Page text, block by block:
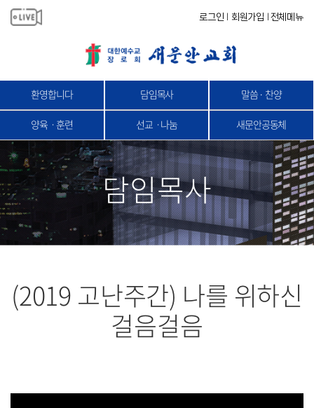
로그인 회원가입 전체메뉴
환영합니다 담임목사 말씀 · 찬양
양육ㆍ훈련 선교ㆍ나눔 새문안공동체
담임목사
(2019 고난주간) 나를 위하신
걸음걸음